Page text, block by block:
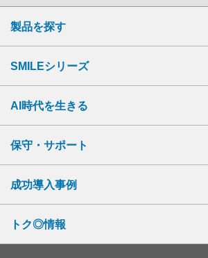
製品を探す
SMILEシリーズ
AI時代を生きる
保守・サポート
成功導入事例
トク◎情報